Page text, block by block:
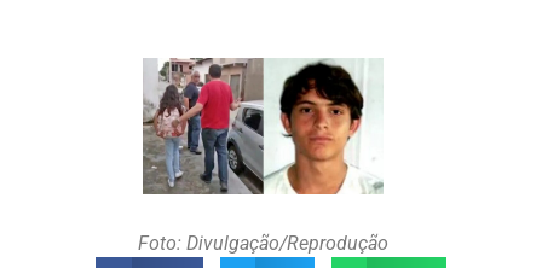
Foto: Divulgação/Reprodução